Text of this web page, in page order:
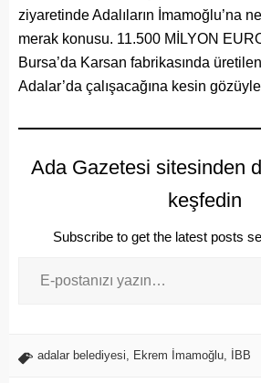
ziyaretinde Adalıların İmamoğlu’na
merak konusu. 11.500 MİLYON
Bursa’da Karsan fabrikasında
Adalar’da çalışacağına kesin gözüyle
Ada Gazetesi sitesinden
keşfedin
Subscribe to get the latest posts
adalar belediyesi Ekrem İmamoğlu İBB